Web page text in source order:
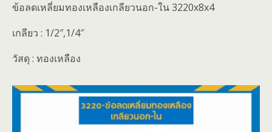
ข้อลดเหลี่ยมทองเหลืองเกลียวนอก-ใน 3220x8x4
เกลียว : 1/2″,1/4″
วัสดุ : ทองเหลือง